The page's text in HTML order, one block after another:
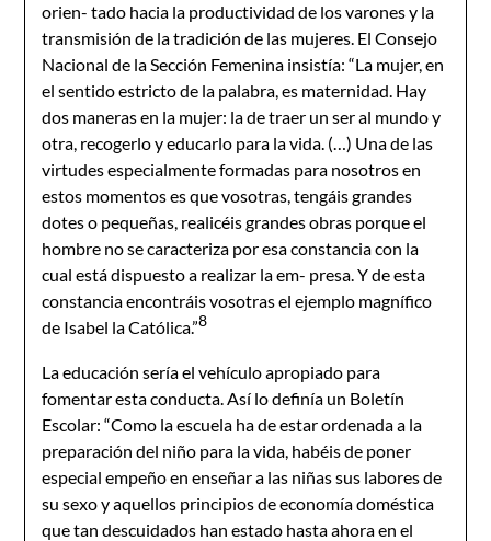
orien- tado hacia la productividad de los varones y la
transmisión de la tradición de las mujeres. El Consejo
Nacional de la Sección Femenina insistía: “La mujer, en
el sentido estricto de la palabra, es maternidad. Hay
dos maneras en la mujer: la de traer un ser al mundo y
otra, recogerlo y educarlo para la vida. (…) Una de las
virtudes especialmente formadas para nosotros en
estos momentos es que vosotras, tengáis grandes
dotes o pequeñas, realicéis grandes obras porque el
hombre no se caracteriza por esa constancia con la
cual está dispuesto a realizar la em- presa. Y de esta
constancia encontráis vosotras el ejemplo magnífico
de Isabel la Católica.”8
La educación sería el vehículo apropiado para
fomentar esta conducta. Así lo definía un Boletín
Escolar: “Como la escuela ha de estar ordenada a la
preparación del niño para la vida, habéis de poner
especial empeño en enseñar a las niñas sus labores de
su sexo y aquellos principios de economía doméstica
que tan descuidados han estado hasta ahora en el